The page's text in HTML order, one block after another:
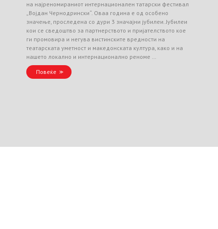
на најреномираниот интернационален татарски фестивал
„Војдан Чернодрински“. Оваа година е од особено
значење, проследена со дури 3 значајни јубилеи. Јубилеи
кои се сведоштво за партнерството и пријателството кое
ги промовира и негува вистинските вредности на
театарската уметност и македонската култура, како и на
нашето локално и интернационално реноме …
Повеќе